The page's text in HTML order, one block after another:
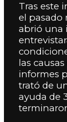
Tras este
el pasado
abrió una
las
informes
trató de
ayuda de